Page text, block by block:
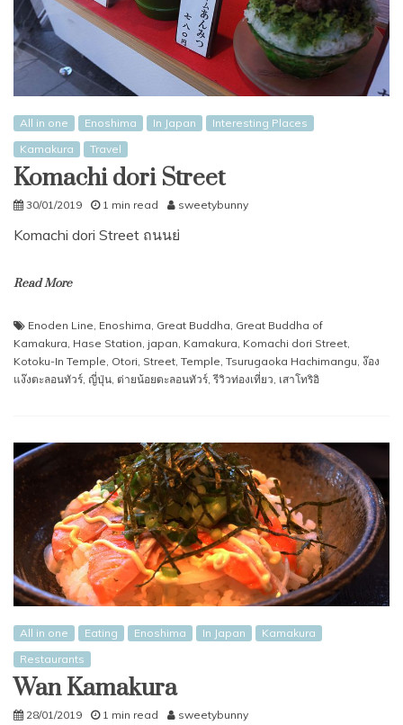
All in one Enoshima In Japan
Interesting Places
Kamakura
Travel
Komachi dori Street
30/01/2019 1 min read sweetybunny
Komachi dori Street ถนนย่
Read More
Enoden Line, Enoshima, Great Buddha, Great Buddha of
Kamakura, Hase Station, japan, Kamakura, Komachi dori Street,
Kotoku-In Temple, Otori, Street, Temple, Tsurugaoka Hachimangu, ง๊อง
แง๊งตะลอนทัวร์, ญี่ปุ่น, ต่ายน้อยตะลอนทัวร์,รีวิวท่องเที่ยว, เสาโทริอิ
All in one Eating Enoshima In Japan
Kamakura
Restaurants
Wan Kamakura
28/01/2019 1 min read sweetybunny